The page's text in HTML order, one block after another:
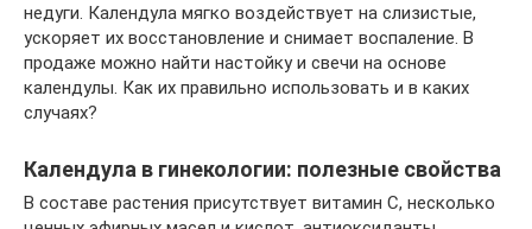
недуги. Календула мягко воздействует на слизистые,
ускоряет их восстановление и снимает воспаление. В
продаже можно найти настойку и свечи на основе
календулы. Как их правильно использовать и в каких
случаях?
Календула в гинекологии: полезные свойства
В составе растения присутствует витамин С, несколько